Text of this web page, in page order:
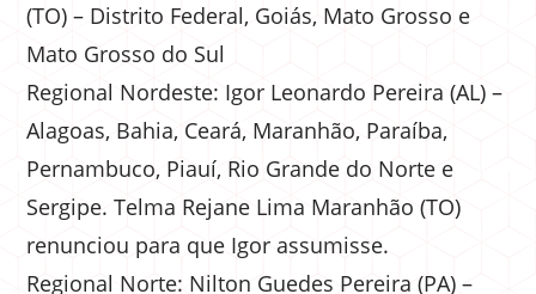
(TO) – Distrito Federal, Goiás, Mato Grosso e
Mato Grosso do Sul
Regional Nordeste: Igor Leonardo Pereira (AL) –
Alagoas, Bahia, Ceará, Maranhão, Paraíba,
Pernambuco, Piauí, Rio Grande do Norte e
Sergipe. Telma Rejane Lima Maranhão (TO)
renunciou para que Igor assumisse.
Regional Norte: Nilton Guedes Pereira (PA) –